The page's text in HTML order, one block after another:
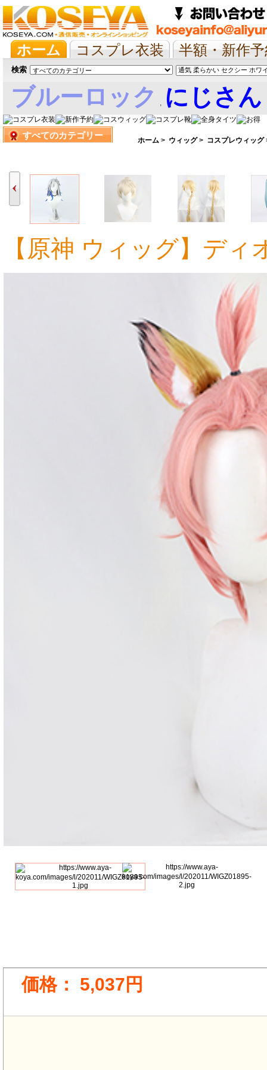
ホーム コスプレ衣装
半額・新作
抱き枕/布団/シーツ
ツイステ ウマ
検索
ブルーロック , にじさ
娘すべてのカテゴリー ホーム > ウィッグ> コスプレウィッグ
5,037円 3,462円 5,037円
【原神 ウィッグ】デ
価格： 5,037円